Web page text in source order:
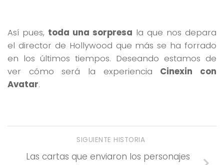
Así pues, toda una sorpresa la que nos depara
el director de Hollywood que más se ha forrado
en los últimos tiempos. Deseando estamos de
ver cómo será la experiencia Cinexin con
Avatar.
SIGUIENTE HISTORIA
Las cartas que enviaron los personajes